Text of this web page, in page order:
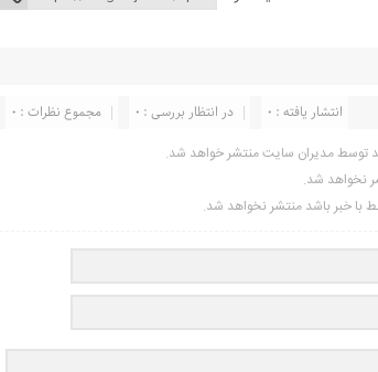
مجموع نظرات : 0 در انتظار بررسی : 0 انتشار یافته : 0
توسط مدیران سایت منتشر خواهد شد.
نخواهد شد.
با خبر باشد منتشر نخواهد شد.